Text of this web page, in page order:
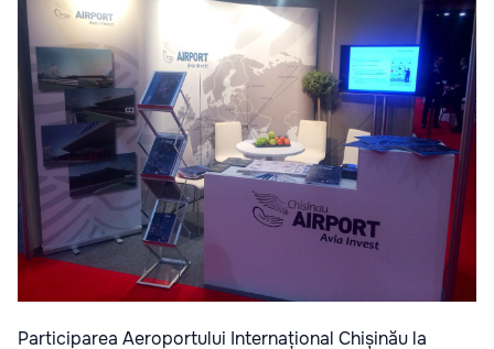
Participarea Aeroportului Internațional Chișinău la